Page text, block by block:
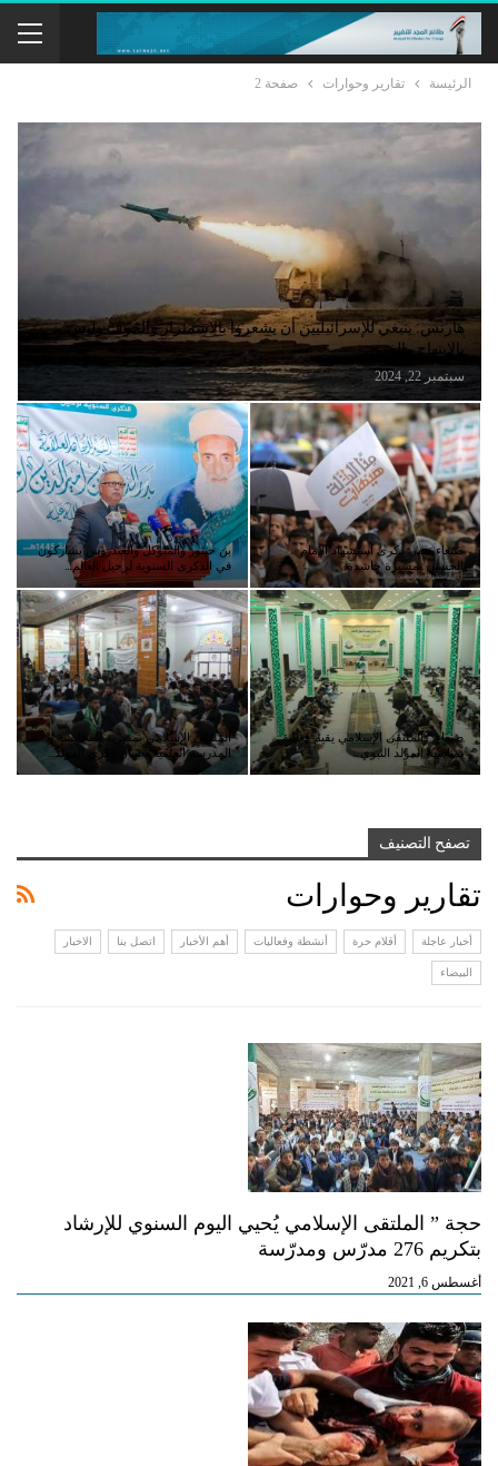
الرئيسة تقارير وحوارات صفحة 2
هآرتس: ينبغي للإسرائيليين أن يشعروا بالاشمئزاز والخوف وليس
بالابتهاج والفرح
سبتمبر 22, 2024
صنعاء تحيي ذكرى استشهاد الإمام
الحسين بمسيرة حاشدة
بن حبتور والمتوكل والعيدروس يشاركون
في الذكرى السنوية لرحيل العالم…
صنعاء ” الملتقى الإسلامي يقيم فعالية
بمناسبة المولد النبوي…
الملتقى الإسلامي بمديرية المحابشة و
المدرسة العلمية يحييان ذكرى المولد…
تصفح التصنيف
تقارير وحوارات
أخبار عاجلة أقلام حرة أنشطة وفعاليات أهم الأخبار اتصل بنا الاخبار
البيضاء
حجة ” الملتقى الإسلامي يُحيي اليوم السنوي للإرشاد
بتكريم 276 مدرّس ومدرّسة
أغسطس 6, 2021